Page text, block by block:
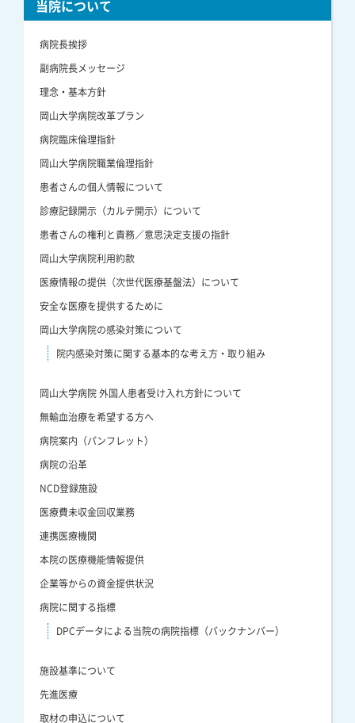
当院について
病院長挨拶
副病院長メッセージ
理念・基本方針
岡山大学病院改革プラン
病院臨床倫理指針
岡山大学病院職業倫理指針
患者さんの個人情報について
診療記録開示（カルテ開示）について
患者さんの権利と責務／意思決定支援の指針
岡山大学病院利用約款
医療情報の提供（次世代医療基盤法）について
安全な医療を提供するために
岡山大学病院の感染対策について
院内感染対策に関する基本的な考え方・取り組み
岡山大学病院 外国人患者受け入れ方針について
無輸血治療を希望する方へ
病院案内（パンフレット）
病院の沿革
NCD登録施設
医療費未収金回収業務
連携医療機関
本院の医療機能情報提供
企業等からの資金提供状況
病院に関する指標
DPCデータによる当院の病院指標（バックナンバー）
施設基準について
先進医療
取材の申込について